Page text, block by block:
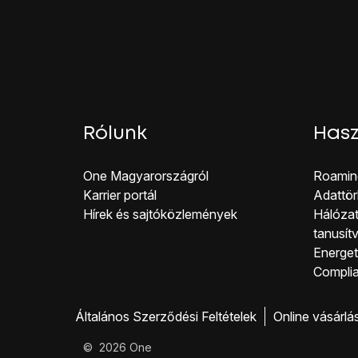
Rólunk
One Magyar országról
Karrier portál
Hírek és sajtóközlemények
Co
Általános Szerződési Feltételek Online
© 2026 One